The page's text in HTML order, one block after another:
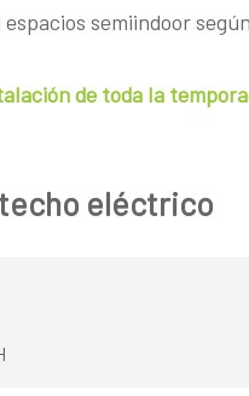
espacios semiindoor
de toda la
eléctrico